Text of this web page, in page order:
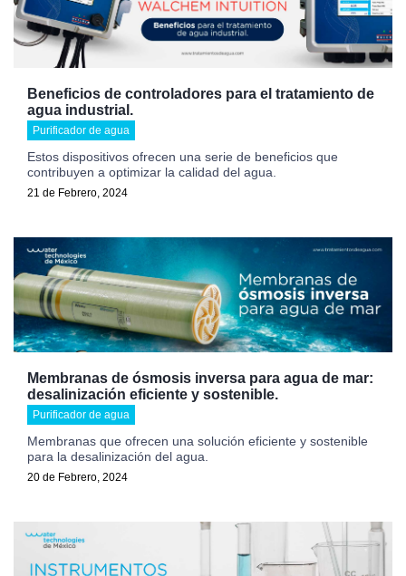
Beneficios de controladores para el tratamiento de
agua industrial.
Purificador de agua
Estos dispositivos ofrecen una serie de beneficios que
contribuyen a optimizar la calidad del agua.
21 de Febrero, 2024
Membranas de ósmosis inversa para agua de mar:
desalinización eficiente y sostenible.
Purificador de agua
Membranas que ofrecen una solución eficiente y sostenible
para la desalinización del agua.
20 de Febrero, 2024